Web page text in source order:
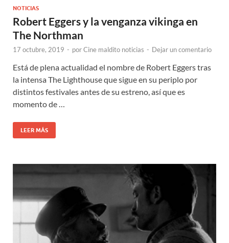
NOTICIAS
Robert Eggers y la venganza vikinga en
The Northman
17 octubre, 2019 - porCine maldito noticias - Dejar un comentario
Está de plena actualidad el nombre de Robert Eggers tras
la intensa The Lighthouse que sigue en su periplo por
distintos festivales antes de su estreno, así que es
momento de …
LEER MÁS